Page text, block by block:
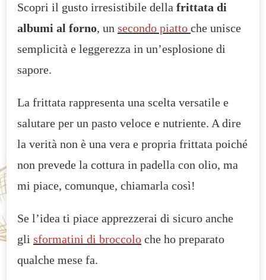
FORNO
LOW
CARB
Scopri il gusto irresistibile della frittata di
albumi al forno, un secondo piatto che unisce
semplicità e leggerezza in un’esplosione di
sapore.
La frittata rappresenta una scelta versatile e
salutare per un pasto veloce e nutriente. A dire
la verità non è una vera e propria frittata poiché
non prevede la cottura in padella con olio, ma
mi piace, comunque, chiamarla così!
Se l’idea ti piace apprezzerai di sicuro anche
gli sformatini di broccolo che ho preparato
qualche mese fa.